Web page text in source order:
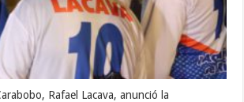
Rafael Lacava, anunció la